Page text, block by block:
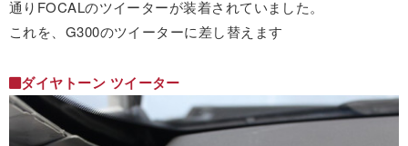
通りFOCALのツイーターが装着されていました。
これを、G300のツイーターに差し替えます
ダイヤトーン ツイーター